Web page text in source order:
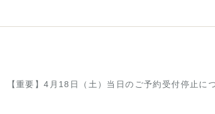
【重要】4月18日（土）当日のご予約受付停止に